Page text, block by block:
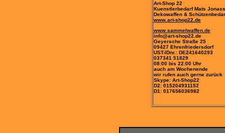
Art-Shop 22
Kuenstlerbedarf Mats
Dekowaffen &
www.art-shop22.de
www.sammelwaffen.de
info@art-shop22.de
Geyersche Straße 25
09427 Ehrenfriedersdorf
UST-IDnr.: DE241640293
037341 51829
08:00 bis 22:00 Uhr
auch am Wochenende
wir rufen auch gerne zurück
Skype: Art-Shop22
D2: 015204931152
D1: 017656036982